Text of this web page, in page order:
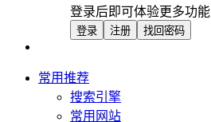
登录后即可体验更多功能
登录 注册 找回密码
常用推荐
搜索引擎
常用网站